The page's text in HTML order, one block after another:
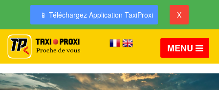
📱 Téléchargez Application TaxiProxi X
MENU